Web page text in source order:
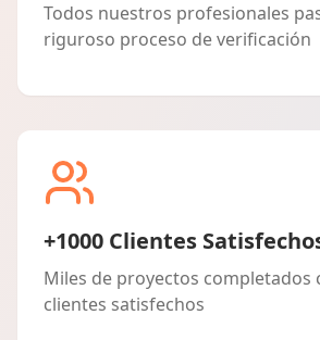
Todos nuestros profesionales
riguroso proceso de verificación
+1000 Clientes
Miles de proyectos completados
clientes satisfechos